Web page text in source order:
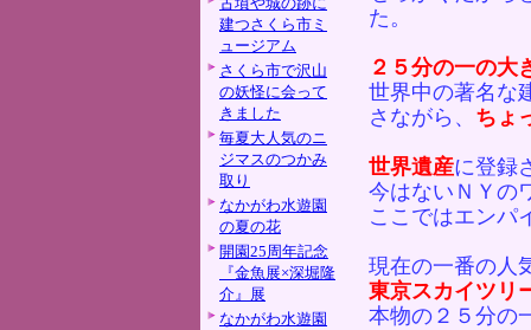
建つさくら市ミ
ュージアム
さくら市で沢山
の妖怪に会って
きました
毎夏大人気のニ
ジマスのつかみ
取り
なかがわ水遊園
の夏の花
開園25周年記念
『金魚展×深堀隆
介』展
なかがわ水遊園
た。
２５分の一の大
世界中の著名な
さながら、 ちょ
世界遺産に登録
今はないＮＹの
ここではエンパ
現在の一番の人
東京スカイツリ
本物の２５分の